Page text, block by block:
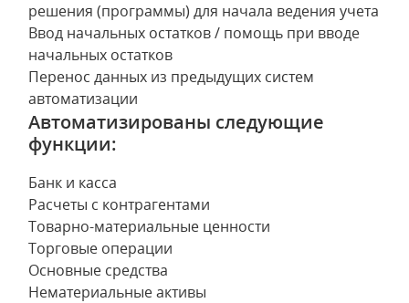
решения (программы) для начала ведения учета
Ввод начальных остатков / помощь при вводе
начальных остатков
Перенос данных из предыдущих систем
автоматизации
Автоматизированы следующие
функции:
Банк и касса
Расчеты с контрагентами
Товарно-материальные ценности
Торговые операции
Основные средства
Нематериальные активы